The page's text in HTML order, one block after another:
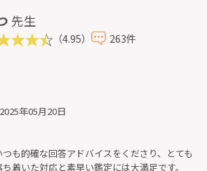
先生
（4.95） 263件
年05月20日
も的確な回答アドバイスをくださり、とても
着いた対応と素早い鑑定には大満足です。